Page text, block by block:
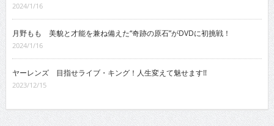
2024/1/16
月野もも 美貌と才能を兼ね備えた“奇跡の原石”がDVDに初挑戦！
2024/1/16
ヤーレンズ 目指せライブ・キング！人生変えて魅せます!!
2023/12/15